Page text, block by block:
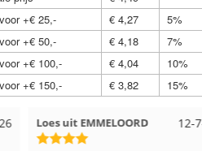
+€ 25,-
€ 4,27
5%
+€ 50,-
€ 4,18
7%
+€ 100,-
€ 4,04
10%
+€ 150,-
€ 3,82 15%
12-7-2026
Loes uit EMMELOORD